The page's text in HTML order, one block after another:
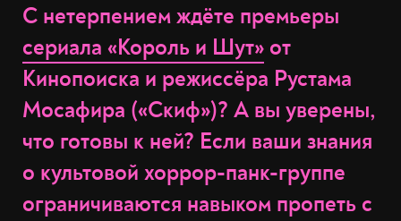
С нетерпением ждёте премьеры
сериала «Король и Шут» от
Кинопоиска и режиссёра Рустама
Мосафира («Скиф»)? А вы уверены,
что готовы к ней? Если ваши знания
о культовой хоррор-панк-группе
ограничиваются навыком пропеть с